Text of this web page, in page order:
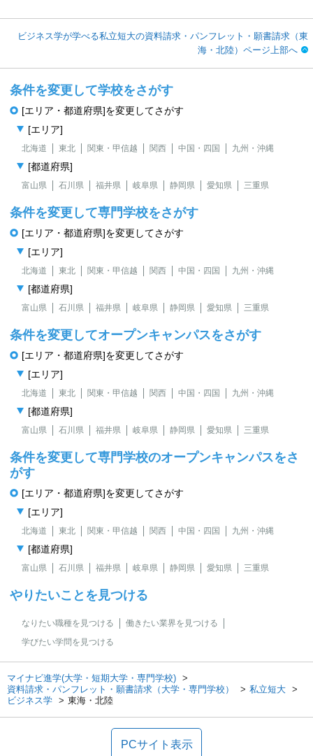
ビジネス学が学べる私立短大の資料請求・パンフレット・願書請求（東
海・北陸）ページ上部へ
条件を変更して学校をさがす
[エリア・都道府県]を変更してさがす
[エリア]
北海道 東北 関東・甲信越 関西 中国・四国 九州・沖縄
[都道府県]
富山県 石川県 福井県 岐阜県 静岡県 愛知県 三重県
条件を変更して専門学校をさがす
[エリア・都道府県]を変更してさがす
[エリア]
北海道 東北 関東・甲信越 関西 中国・四国 九州・沖縄
[都道府県]
富山県 石川県 福井県 岐阜県 静岡県 愛知県 三重県
条件を変更してオープンキャンパスをさがす
[エリア・都道府県]を変更してさがす
[エリア]
北海道 東北 関東・甲信越 関西 中国・四国 九州・沖縄
[都道府県]
富山県 石川県 福井県 岐阜県 静岡県 愛知県 三重県
条件を変更して専門学校のオープンキャンパスをさ
がす
[エリア・都道府県]を変更してさがす
[エリア]
北海道 東北 関東・甲信越 関西 中国・四国 九州・沖縄
[都道府県]
富山県 石川県 福井県 岐阜県 静岡県 愛知県 三重県
やりたいことを見つける
なりたい職種を見つける
働きたい業界を見つける
学びたい学問を見つける
マイナビ進学(大学・短期大学・専門学校)
資料請求・パンフレット・願書請求（大学・専門学校）
私立短大
ビジネス学
東海・北陸
PCサイト表示